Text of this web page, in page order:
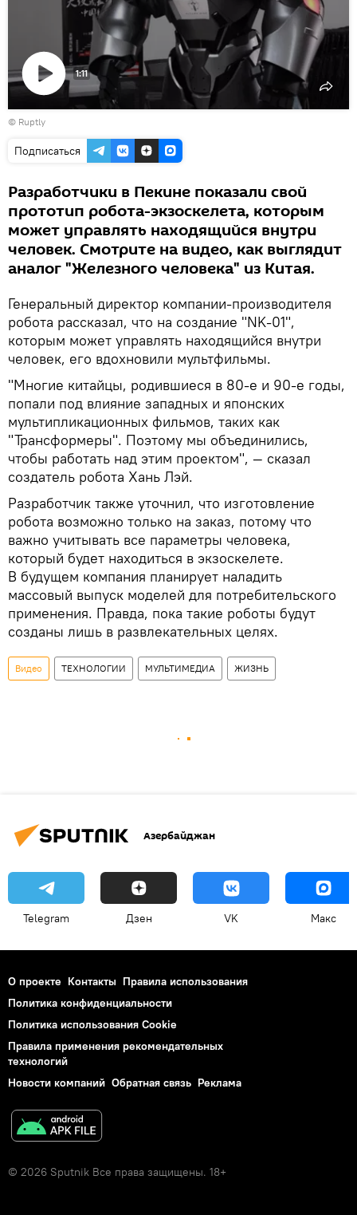
Воспроизвести
видео
1:11
© Ruptly
Подписаться
Разработчики в Пекине показали свой
прототип робота-экзоскелета, которым
может управлять находящийся внутри
человек. Смотрите на видео, как выглядит
аналог "Железного человека" из Китая.
Генеральный директор компании-производителя
робота рассказал, что на создание "NK-01",
которым может управлять находящийся внутри
человек, его вдохновили мультфильмы.
"Многие китайцы, родившиеся в 80-е и 90-е годы,
попали под влияние западных и японских
мультипликационных фильмов, таких как
"Трансформеры". Поэтому мы объединились,
чтобы работать над этим проектом", — сказал
создатель робота Хань Лэй.
Разработчик также уточнил, что изготовление
робота возможно только на заказ, потому что
важно учитывать все параметры человека,
который будет находиться в экзоскелете.
В будущем компания планирует наладить
массовый выпуск моделей для потребительского
применения. Правда, пока такие роботы будут
созданы лишь в развлекательных целях.
Видео ТЕХНОЛОГИИ МУЛЬТИМЕДИА ЖИЗНЬ
Азербайджан
Telegram Дзен VK Макс
О проекте Контакты Правила использования
Политика конфиденциальности
Политика использования Cookie
Правила применения рекомендательных
технологий
Новости компаний Обратная связь Реклама
© 2026 Sputnik Все права защищены. 18+